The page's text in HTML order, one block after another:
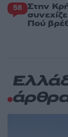
58 Στην
Πού